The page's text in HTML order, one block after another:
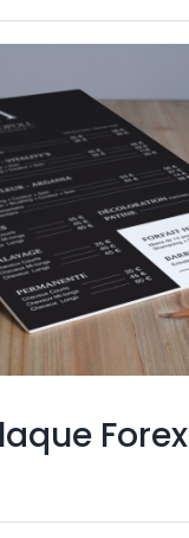
Forex